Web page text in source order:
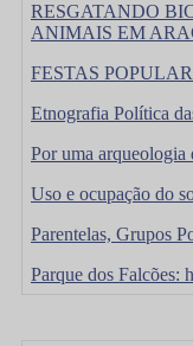
RESGATANDO
ANIMAIS EM
FESTAS
Etnografia Política
Por uma arqueologia
Uso e ocupação do
Parentelas, Grupos
Parque dos Falcões: